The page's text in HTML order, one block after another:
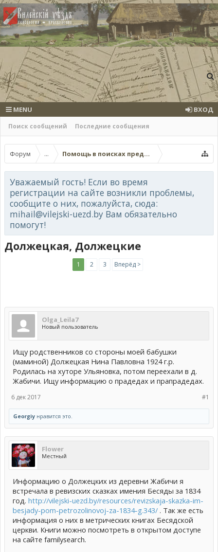
Поиск сообщений Последние сообщения
MENU ВХОД
Форум ... Помощь в поисках предков (поисковые
Уважаемый гость! Если во время
регистрации на сайте возникли проблемы,
сообщите о них, пожалуйста, сюда:
mihail@vilejski-uezd.by Вам обязательно
помогут!
Должецкая, Должецкие
1 2 3 Вперёд >
Olga_Leila7
Новый пользователь
Ищу родственников со стороны моей бабушки
(маминой) Должецкая Нина Павловна 1924 г.р.
Родилась на хуторе Ульяновка, потом переехали в д.
Жабичи. Ищу информацию о прадедах и прапрадедах.
#1
6 дек 2017
Georgiy нравится это.
Flower
Местный
Информацию о Должецких из деревни Жабичи я
встречала в ревизских сказках имения Бесяды за 1834
год. http://vilejski-uezd.by/resources/revizskaja-skazka-im-
besjady-pom-petrozolinovoj-za-1834-g.343/ . Так же есть
информация о них в метрических книгах Бесядской
церкви. Книги можно посмотреть в открытом доступе
на сайте familysearch.